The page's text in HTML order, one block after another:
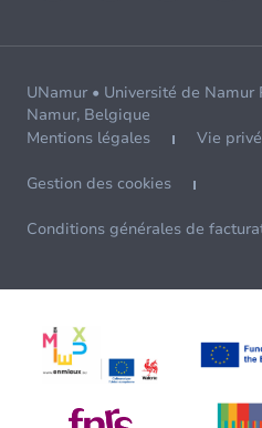
UNamur • Université de
Namur, Belgique
Mentions légales
Vie
Gestion des cookies
Conditions générales de